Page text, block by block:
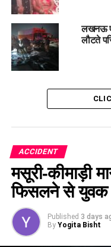
#Incident, #agra,
RELATED TOPICS: AGRA
HEARTBREAKING
SUSPENSEFULWEDDING
UTTARPRADESH
पीड़ित महिला का आरोप:
उत्तराखंड: स्कूली बच्चों से
लखनऊ
लौटते
ACCIDENT
मसूरी-कीमाड़ी
फिसलने से युवक
Published 3 days
By Yogita Bisht